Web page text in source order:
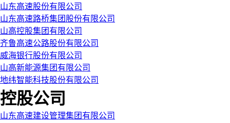
山东高速股份有限公司
山东高速路桥集团股份有限公司
山高控股集团有限公司
齐鲁高速公路股份有限公司
威海银行股份有限公司
山高新能源集团有限公司
地纬智能科技股份有限公司
控股公司
山东高速建设管理集团有限公司